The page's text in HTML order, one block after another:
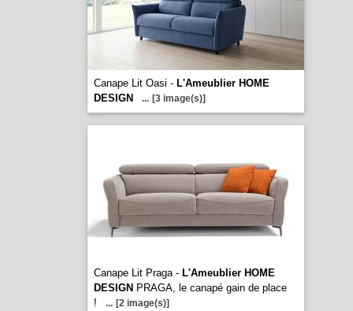
Canape Lit Oasi - L'Ameublier HOME
DESIGN
... [3 image(s)]
Canape Lit Praga - L'Ameublier HOME
DESIGN PRAGA, le canapé gain de place
!
... [2 image(s)]